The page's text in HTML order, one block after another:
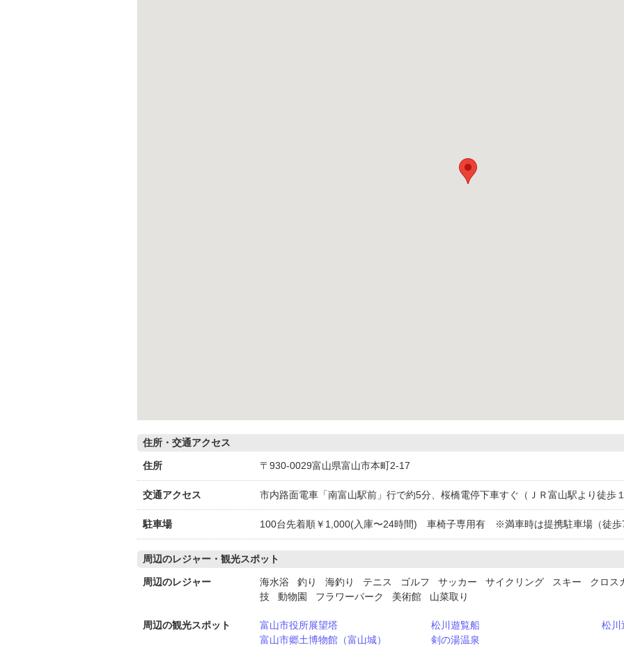
住所・交通アクセス
住所 〒930-0029富山県富山市本町2-17
交通アクセス 市内路面電車「南富山駅前」行で約5分、桜橋電停下車すぐ（ＪＲ富山駅より徒歩
駐車場 100台先着順￥1,000(入庫〜24時間) 車椅子専用有 ※満車時は提携駐車場（徒歩
周辺のレジャー・観光スポット
周辺のレジャー
海水浴 釣り 海釣り テニス ゴルフ サッカー サイクリング スキー クロス
技 動物園 フラワーパーク 美術館 山菜取り
周辺の観光スポット 富山市役所展望塔 松川遊覧船
松川
富山市郷土博物館（富山城）
剣の湯温泉